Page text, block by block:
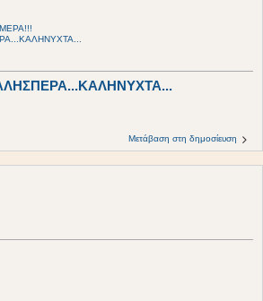
Μετάβαση στη δημοσίευση